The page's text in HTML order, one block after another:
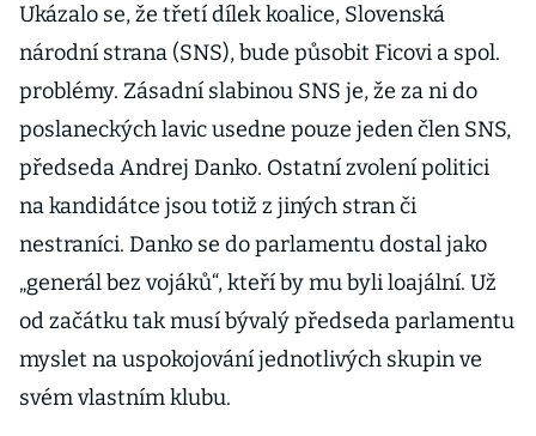
Ukázalo se, že třetí dílek koalice, Slovenská
národní strana (SNS), bude působit Ficovi a spol.
problémy. Zásadní slabinou SNS je, že za ni do
poslaneckých lavic usedne pouze jeden člen SNS,
předseda Andrej Danko. Ostatní zvolení politici
na kandidátce jsou totiž z jiných stran či
nestraníci. Danko se do parlamentu dostal jako
„generál bez vojáků“, kteří by mu byli loajální. Už
od začátku tak musí bývalý předseda parlamentu
myslet na uspokojování jednotlivých skupin ve
svém vlastním klubu.